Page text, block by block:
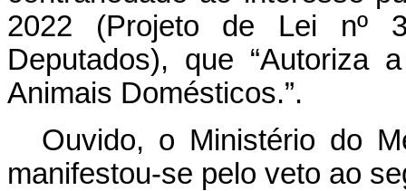
2022 (Projeto de Lei nº
Deputados), que “Autoriza
Animais Domésticos.”.
Ouvido, o Ministério do
manifestou-se pelo veto ao